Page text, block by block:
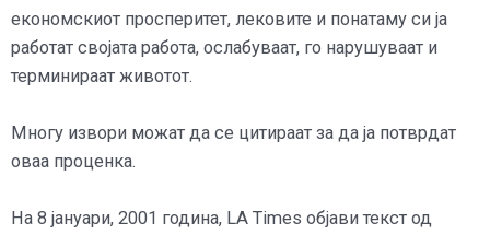
економскиот просперитет, лековите и понатаму си ја
работат својата работа, ослабуваат, го нарушуваат и
терминираат животот.
Многу извори можат да се цитираат за да ја потврдат
оваа проценка.
На 8 јануари, 2001 година, LA Times објави текст од